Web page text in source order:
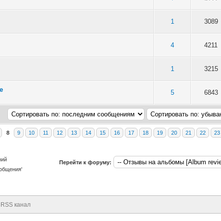
1 3089
среднем
4 4211
1 3215
среднем
5 6843
из 5 в среднем
4
8 9 10 11 12 13 14 15 16 17 18 19 20 21 22 23
Перейти к форуму:
RSS канал